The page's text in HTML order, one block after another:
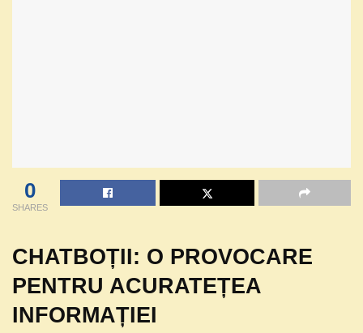
0
SHARES
CHATBOȚII: O PROVOCARE
PENTRU ACURATEȚEA
INFORMAȚIEI